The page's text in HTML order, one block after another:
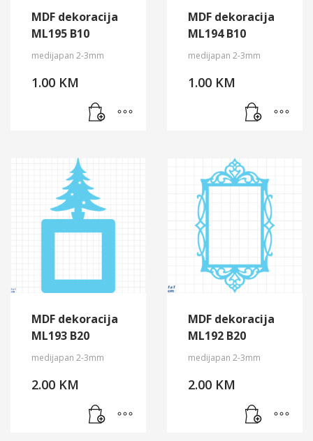
MDF dekoracija
ML195 B10
medijapan 2-3mm
1.00 KM
MDF dekoracija
ML194 B10
medijapan 2-3mm
1.00 KM
MDF dekoracija
ML193 B20
medijapan 2-3mm
2.00 KM
MDF dekoracija
ML192 B20
medijapan 2-3mm
2.00 KM